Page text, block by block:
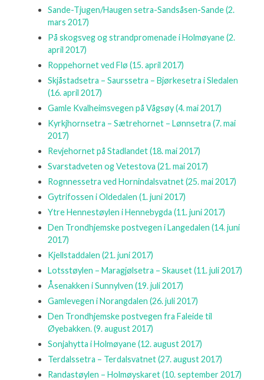
Sande-Tjugen/Haugen setra-Sandsåsen-Sande(2.
mars 2017)
På skogsveg og strandpromenade i Holmøyane(2.
april 2017)
Roppehornet ved Flø(15. april 2017)
Skjåstadsetra – Saurssetra – Bjørkesetra i Sledalen
(16. april 2017)
Gamle Kvalheimsvegen på Vågsøy(4. mai 2017)
Kyrkjhornsetra – Sætrehornet – Lønnsetra(7. mai
2017)
Revjehornet på Stadlandet(18. mai 2017)
Svarstadveten og Vetestova(21. mai 2017)
Rognnessetra ved Hornindalsvatnet(25. mai 2017)
Gytrifossen i Oldedalen(1. juni 2017)
Ytre Hennestøylen i Hennebygda(11. juni 2017)
Den Trondhjemske postvegen i Langedalen(14. juni
2017)
Kjellstaddalen(21. juni 2017)
Lotsstøylen – Maragjølsetra – Skauset(11. juli 2017)
Åsenakken i Sunnylven(19. juli 2017)
Gamlevegen i Norangdalen(26. juli 2017)
Den Trondhjemske postvegen fra Faleide til
Øyebakken.(9. august 2017)
Sonjahytta i Holmøyane(12. august 2017)
Terdalssetra – Terdalsvatnet(27. august 2017)
Randastøylen – Holmøyskaret(10. september 2017)